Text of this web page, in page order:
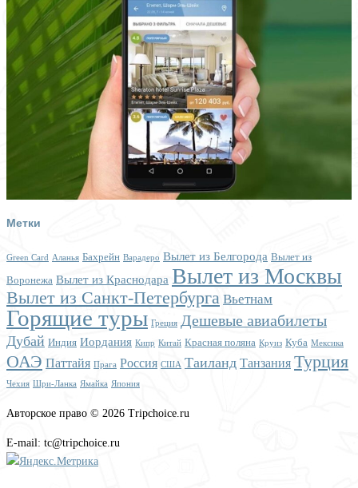
Метки
Green Card Аланья Бахрейн Варадеро Вылет из Белгорода Вылет из
Воронежа Вылет из Краснодара Вылет из Москвы
Вылет из Санкт-Петербурга Вьетнам
Горящие туры Греция Дешевые авиабилеты
Дубай Индия Иордания Кипр Китай Красная поляна Круиз Куба Мексика
ОАЭ Паттайя Прага Россия США Таиланд Танзания Турция
Чехия Шри-Ланка Ямайка Япония
Авторское право © 2026 Tripchoice.ru
E-mail: tc@tripchoice.ru